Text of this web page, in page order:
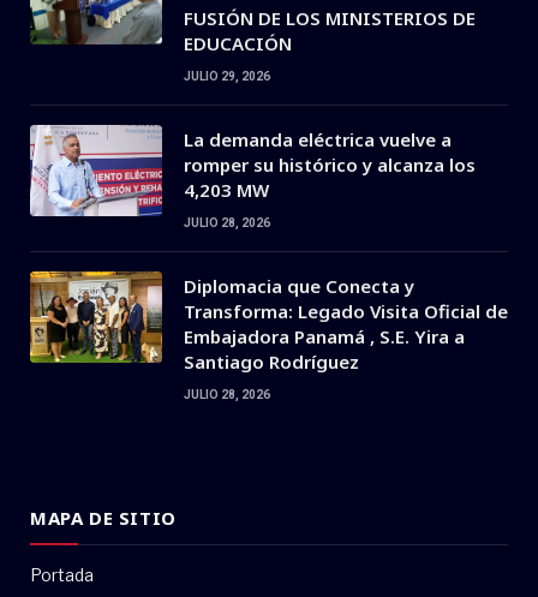
FUSIÓN DE LOS MINISTERIOS DE
EDUCACIÓN
JULIO 29, 2026
La demanda eléctrica vuelve a
romper su histórico y alcanza los
4,203 MW
JULIO 28, 2026
Diplomacia que Conecta y
Transforma: Legado Visita Oficial de
Embajadora Panamá , S.E. Yira a
Santiago Rodríguez
JULIO 28, 2026
MAPA DE SITIO
Portada